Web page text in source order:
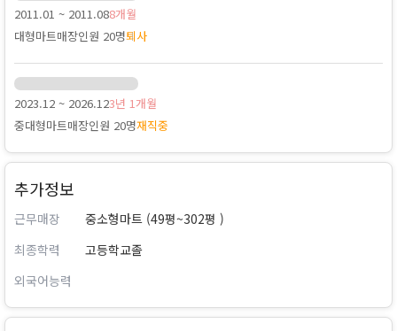
2011.01 ~ 2011.088개월
대형마트매장인원 20명퇴사
2023.12 ~ 2026.123년 1개월
중대형마트매장인원 20명재직중
추가정보
근무매장
중소형마트 (49평~302평 )
최종학력
고등학교졸
외국어능력